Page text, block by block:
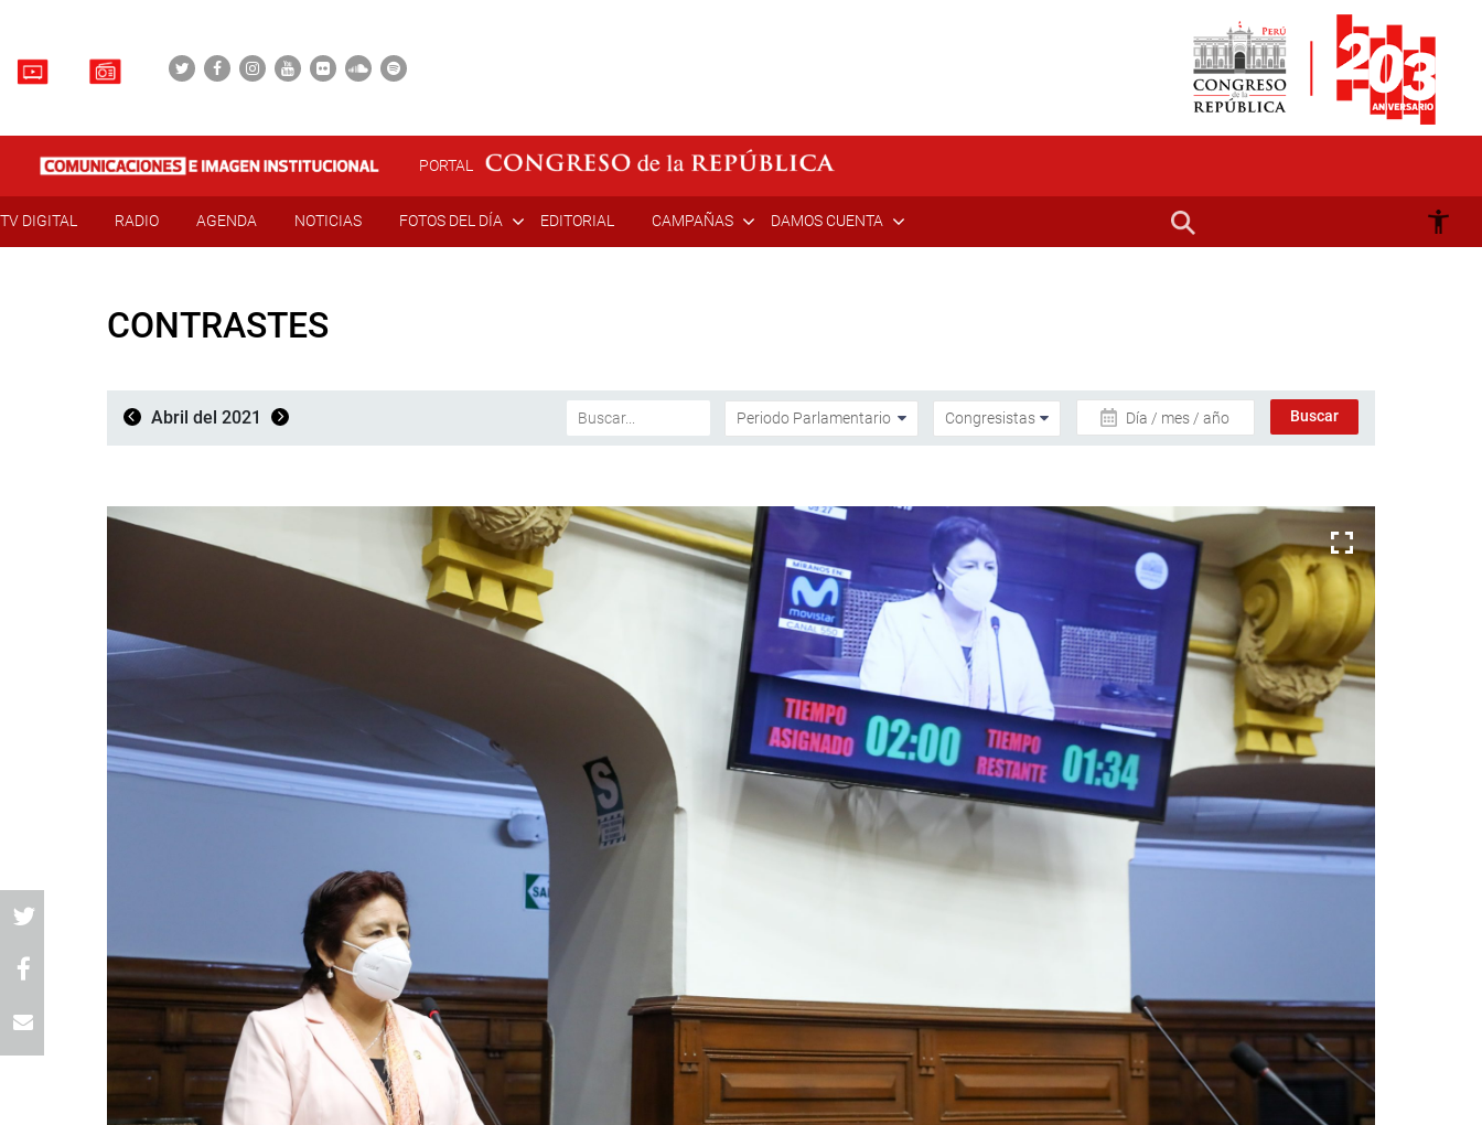
PORTAL
TV DIGITAL RADIO AGENDA NOTICIAS FOTOS DEL DÍA EDITORIAL CAMPAÑAS DAMOS CUENTA
CONTRASTES
Abril del 2021 Día / mes / año